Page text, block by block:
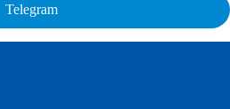
Telegram